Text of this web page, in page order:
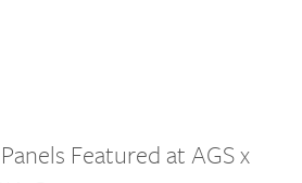
Featured at AGS x